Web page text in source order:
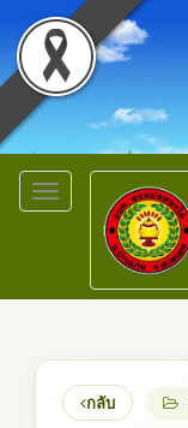
Toggle
navigation
กลับ